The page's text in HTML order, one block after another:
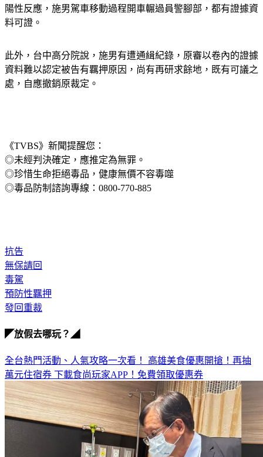
傷，並持有毒品，經快篩呈現依托咪酯類及甲基安他命等毒品
陽性反應，施男駕車移動過程開車輾過員警腳部，都有證據資
此外，台中高分院說，施男有遭通緝紀錄，原審以卷內的證據
資料難以認定被告有羈押原因，尚有再研求餘地，既有可議之
《TVBS》新聞提醒您：
◎未經判決確定，應推定為無罪。
◎珍惜生命拒絕毒品，健康無價不容毒噬
抗告
無保請回
毒駕
預防性羈押
全台熱門活動、人氣攻略一次看！高雄美食優惠開搶！再抽
萬元住宿券下載食尚玩家APP！免費領取優惠券